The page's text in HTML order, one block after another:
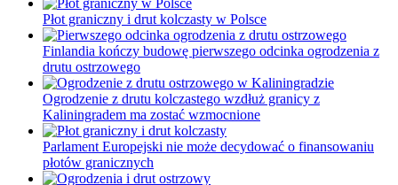
Płot graniczny i drut kolczasty w Polsce
Finlandia kończy budowę pierwszego odcinka ogrodzenia z
drutu ostrzowego
Ogrodzenie z drutu kolczastego wzdłuż granicy z
Kaliningradem ma zostać wzmocnione
Parlament Europejski nie może decydować o finansowaniu
płotów granicznych